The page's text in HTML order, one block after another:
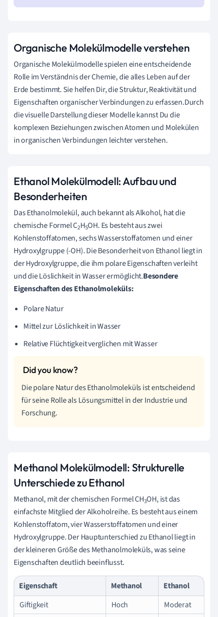
Organische Molekülmodelle verstehen
Organische Molekülmodelle spielen eine entscheidende
Rolle im Verständnis der Chemie, die alles Leben auf der
Erde bestimmt. Sie helfen Dir, die Struktur, Reaktivität und
Eigenschaften organischer Verbindungen zu erfassen.Durch
die visuelle Darstellung dieser Modelle kannst Du die
komplexen Beziehungen zwischen Atomen und Molekülen
in organischen Verbindungen leichter verstehen.
Ethanol Molekülmodell: Aufbau und
Besonderheiten
Das Ethanolmolekül, auch bekannt als Alkohol, hat die
chemische Formel C2H5OH. Es besteht aus zwei
Kohlenstoffatomen, sechs Wasserstoffatomen und einer
Hydroxylgruppe (-OH). Die Besonderheit von Ethanol liegt in
der Hydroxylgruppe, die ihm polare Eigenschaften verleiht
und die Löslichkeit in Wasser ermöglicht.Besondere
Eigenschaften des Ethanolmoleküls:
Polare Natur
Mittel zur Löslichkeit in Wasser
Relative Flüchtigkeit verglichen mit Wasser
Die polare Natur des Ethanolmoleküls ist entscheidend
für seine Rolle als Lösungsmittel in der Industrie und
Forschung.
Methanol Molekülmodell: Strukturelle
Unterschiede zu Ethanol
Methanol, mit der chemischen Formel CH3OH, ist das
einfachste Mitglied der Alkoholreihe. Es besteht aus einem
Kohlenstoffatom, vier Wasserstoffatomen und einer
Hydroxylgruppe. Der Hauptunterschied zu Ethanol liegt in
der kleineren Größe des Methanolmoleküls, was seine
Eigenschaften deutlich beeinflusst.
Eigenschaft Methanol
Ethanol
Giftigkeit
Hoch Moderat